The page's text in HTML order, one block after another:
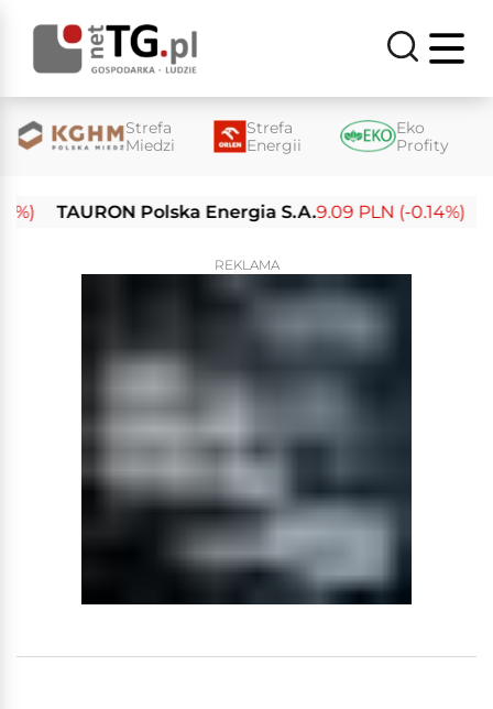
Strefa
Miedzi
Strefa
Energii
Eko
Profity
TAURON Polska Energia S.A.9.09 PLN (-0.14%)
REKLAMA